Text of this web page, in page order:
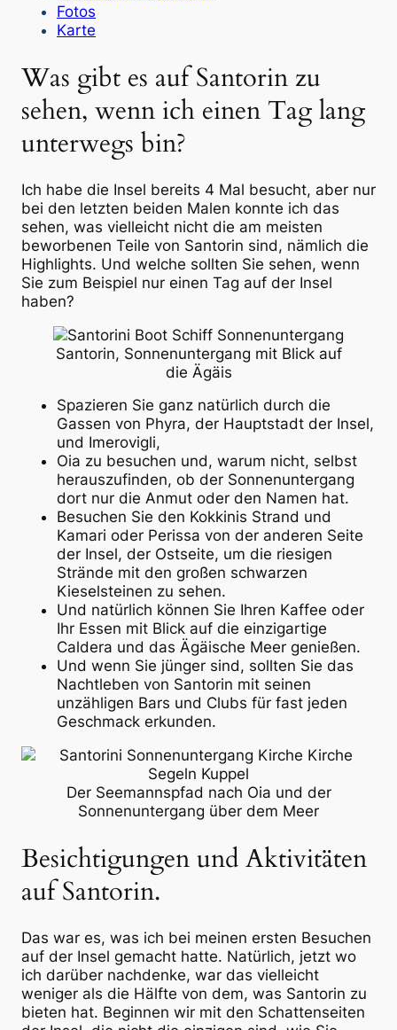
Fotos
Karte
Was gibt es auf Santorin zu
sehen, wenn ich einen Tag lang
unterwegs bin?
Ich habe die Insel bereits 4 Mal besucht, aber nur
bei den letzten beiden Malen konnte ich das
sehen, was vielleicht nicht die am meisten
beworbenen Teile von Santorin sind, nämlich die
Highlights. Und welche sollten Sie sehen, wenn
Sie zum Beispiel nur einen Tag auf der Insel
haben?
Santorin, Sonnenuntergang mit Blick auf
die Ägäis
Spazieren Sie ganz natürlich durch die
Gassen von Phyra, der Hauptstadt der Insel,
und Imerovigli,
Oia zu besuchen und, warum nicht, selbst
herauszufinden, ob der Sonnenuntergang
dort nur die Anmut oder den Namen hat.
Besuchen Sie den Kokkinis Strand und
Kamari oder Perissa von der anderen Seite
der Insel, der Ostseite, um die riesigen
Strände mit den großen schwarzen
Kieselsteinen zu sehen.
Und natürlich können Sie Ihren Kaffee oder
Ihr Essen mit Blick auf die einzigartige
Caldera und das Ägäische Meer genießen.
Und wenn Sie jünger sind, sollten Sie das
Nachtleben von Santorin mit seinen
unzähligen Bars und Clubs für fast jeden
Geschmack erkunden.
Der Seemannspfad nach Oia und der
Sonnenuntergang über dem Meer
Besichtigungen und Aktivitäten
auf Santorin.
Das war es, was ich bei meinen ersten Besuchen
auf der Insel gemacht hatte. Natürlich, jetzt wo
ich darüber nachdenke, war das vielleicht
weniger als die Hälfte von dem, was Santorin zu
bieten hat. Beginnen wir mit den Schattenseiten